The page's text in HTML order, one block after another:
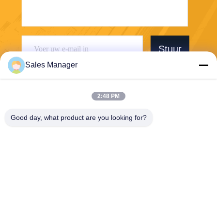
Stuur
Sales Manager
2:48 PM
Good day, what product are you looking for?